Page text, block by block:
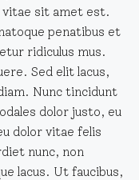
vitae sit amet est.
penatibus et
ridiculus mus.
Sed elit lacus,
Nunc tincidunt
dolor justo, eu
dolor vitae felis
nunc, non
lacus. Ut faucibus,